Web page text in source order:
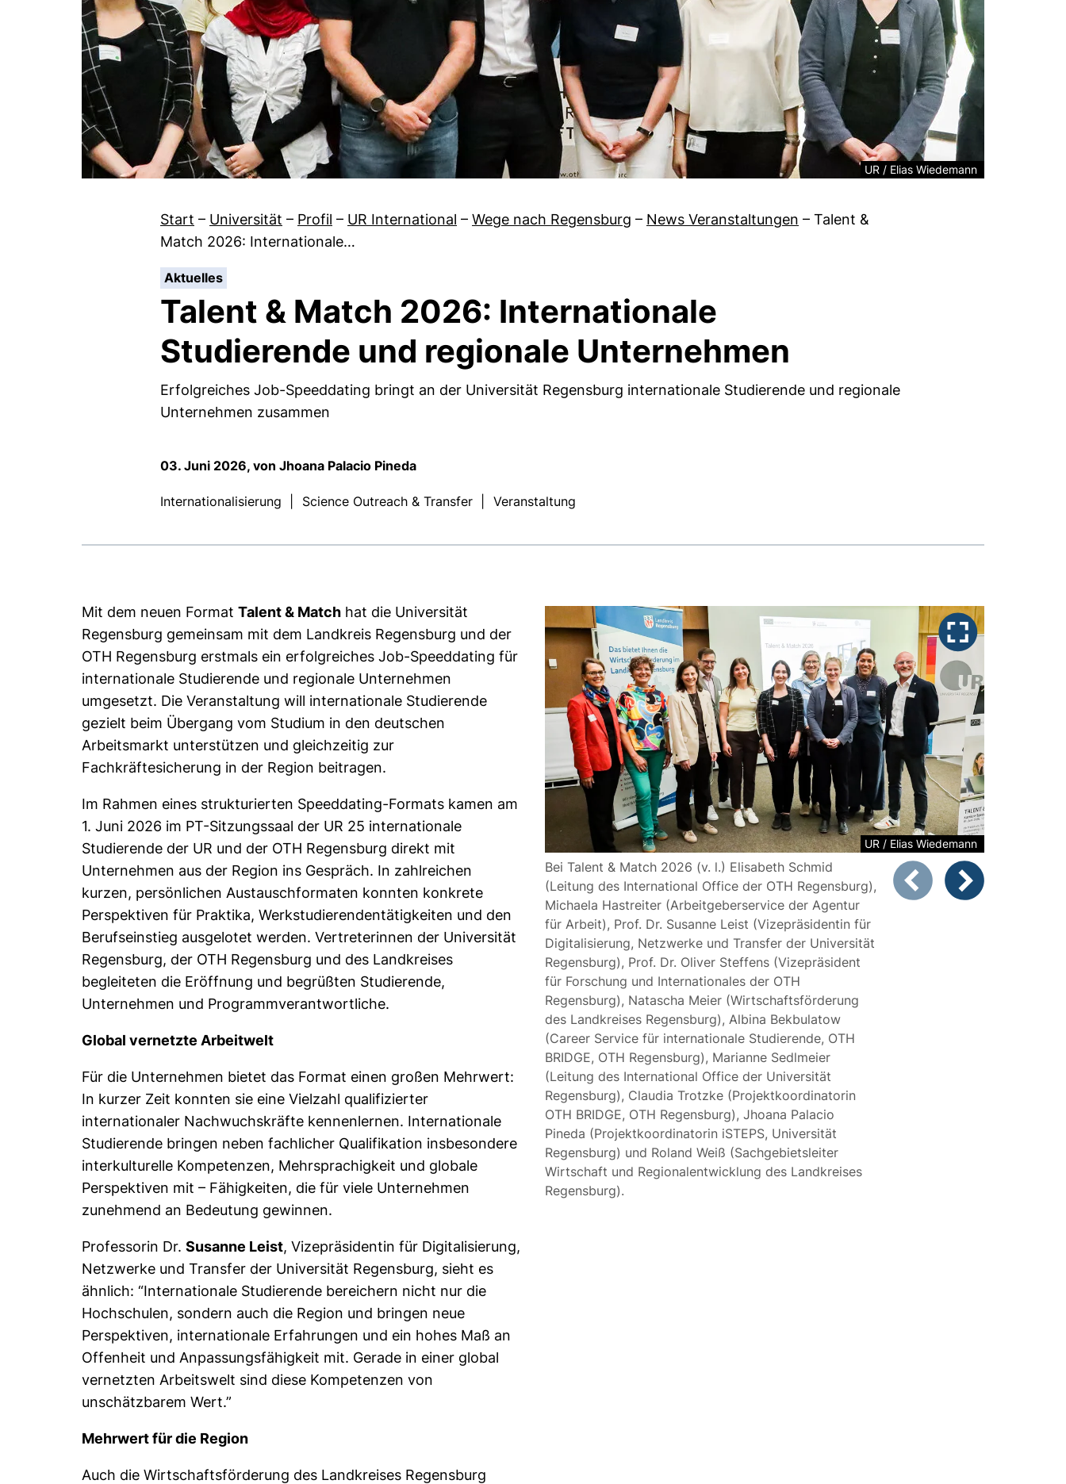
Rechtliche Information zum
UR / Elias Wiedemann
Start – Universität – Profil – UR International – Wege nach Regensburg – News Veranstaltungen – Talent &
Match 2026: Internationale…
Aktuelles:
Talent & Match 2026: Internationale
Studierende und regionale Unternehmen
Erfolgreiches Job-Speeddating bringt an der Universität Regensburg internationale Studierende und regionale
Unternehmen zusammen
03. Juni 2026, von Jhoana Palacio Pineda
Internationalisierung Science Outreach & Transfer Veranstaltung
Mit dem neuen FormatTalent & Match hat die Universität
Regensburg gemeinsam mit dem Landkreis Regensburg und der
OTH Regensburg erstmals ein erfolgreiches Job-Speeddating für
internationale Studierende und regionale Unternehmen
umgesetzt. Die Veranstaltung will internationale Studierende
gezielt beim Übergang vom Studium in den deutschen
Arbeitsmarkt unterstützen und gleichzeitig zur
Fachkräftesicherung in der Region beitragen.
Im Rahmen eines strukturierten Speeddating-Formats kamen am
1. Juni 2026 im PT-Sitzungssaal der UR 25 internationale
Studierende der UR und der OTH Regensburg direkt mit
Unternehmen aus der Region ins Gespräch. In zahlreichen
kurzen, persönlichen Austauschformaten konnten konkrete
Perspektiven für Praktika, Werkstudierendentätigkeiten und den
Berufseinstieg ausgelotet werden. Vertreterinnen der Universität
Regensburg, der OTH Regensburg und des Landkreises
begleiteten die Eröffnung und begrüßten Studierende,
Unternehmen und Programmverantwortliche.
Global vernetzte Arbeitwelt
Für die Unternehmen bietet das Format einen großen Mehrwert:
In kurzer Zeit konnten sie eine Vielzahl qualifizierter
internationaler Nachwuchskräfte kennenlernen. Internationale
Studierende bringen neben fachlicher Qualifikation insbesondere
interkulturelle Kompetenzen, Mehrsprachigkeit und globale
Perspektiven mit – Fähigkeiten, die für viele Unternehmen
zunehmend an Bedeutung gewinnen.
Professorin Dr.Susanne Leist, Vizepräsidentin für Digitalisierung,
Netzwerke und Transfer der Universität Regensburg, sieht es
ähnlich: “Internationale Studierende bereichern nicht nur die
Hochschulen, sondern auch die Region und bringen neue
Perspektiven, internationale Erfahrungen und ein hohes Maß an
Offenheit und Anpassungsfähigkeit mit. Gerade in einer global
vernetzten Arbeitswelt sind diese Kompetenzen von
unschätzbarem Wert.”
Mehrwert für die Region
Auch die Wirtschaftsförderung des Landkreises Regensburg
UR / Elias Wiedemann
Bei Talent & Match 2026 (v. l.) Elisabeth Schmid
(Leitung des International Office der OTH Regensburg),
Michaela Hastreiter (Arbeitgeberservice der Agentur
für Arbeit), Prof. Dr. Susanne Leist (Vizepräsidentin für
Digitalisierung, Netzwerke und Transfer der Universität
Regensburg), Prof. Dr. Oliver Steffens (Vizepräsident
für Forschung und Internationales der OTH
Regensburg), Natascha Meier (Wirtschaftsförderung
des Landkreises Regensburg), Albina Bekbulatow
(Career Service für internationale Studierende, OTH
BRIDGE, OTH Regensburg), Marianne Sedlmeier
(Leitung des International Office der Universität
Regensburg), Claudia Trotzke (Projektkoordinatorin
OTH BRIDGE, OTH Regensburg), Jhoana Palacio
Pineda (Projektkoordinatorin iSTEPS, Universität
Regensburg) und Roland Weiß (Sachgebietsleiter
Wirtschaft und Regionalentwicklung des Landkreises
Regensburg).
Zeigt Folie 1 von 7